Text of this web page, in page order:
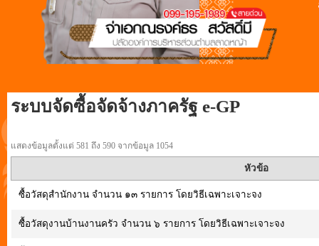
ระบบจัดซื้อจัดจ้างภาครัฐ e-GP
แสดงข้อมูลตั้งแต่ 581 ถึง 590 จากข้อมูล 1054
หัวข้อ
ซื้อวัสดุสำนักงาน จำนวน ๑๓ รายการ โดยวิธีเฉพาะเจาะจง
ซื้อวัสดุงานบ้านงานครัว จำนวน ๖ รายการ โดยวิธีเฉพาะเจาะจง